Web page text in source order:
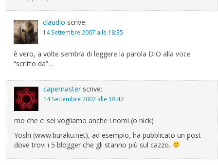
claudio scrive:
14 Settembre 2007 alle 18:35
è vero, a volte sembra di leggere la parola DIO alla voce
“scritto da”…
capemaster scrive:
14 Settembre 2007 alle 18:42
mo che ci sei vogliamo anche i nomi (o nick)
Yoshi (www.buraku.net), ad esempio, ha pubblicato un post
dove trovi i 5 blogger che gli stanno più sul cazzo.